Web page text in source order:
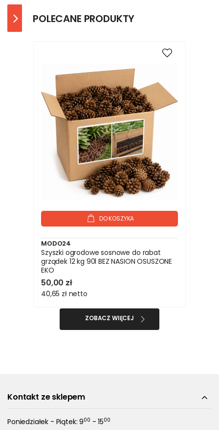
POLECANE PRODUKTY
DO KOSZYKA
MODO24
Szyszki ogrodowe sosnowe do rabat
grządek 12 kg 90l BEZ NASION OSUSZONE
EKO
50,00 zł
40,65 zł netto
ZOBACZ WIĘCEJ
Kontakt ze sklepem
Poniedziałek - Piątek: 900 - 1500